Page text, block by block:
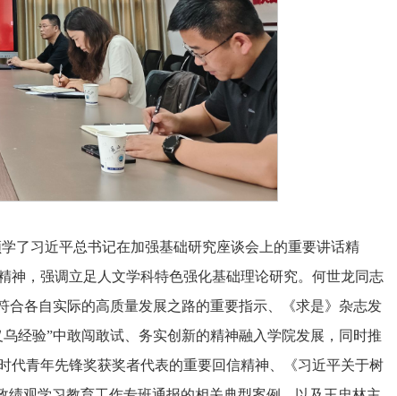
了习近平总书记在加强基础研究座谈会上的重要讲话精
神，强调立足人文学科特色强化基础理论研究。何世龙同志
各自实际的高质量发展之路的重要指示、《求是》杂志发
经验”中敢闯敢试、务实创新的精神融入学院发展，同时推
代青年先锋奖获奖者代表的重要回信精神、《习近平关于树